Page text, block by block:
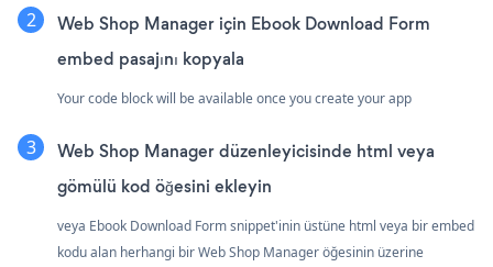
Web Shop Manager için Ebook Download Form
embed pasajını kopyala
Your code block will be available once you create your app
Web Shop Manager düzenleyicisinde html veya
gömülü kod öğesini ekleyin
veya Ebook Download Form snippet'inin üstüne html veya bir embed
kodu alan herhangi bir Web Shop Manager öğesinin üzerine